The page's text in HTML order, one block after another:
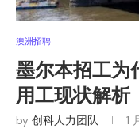
澳洲招聘
墨尔本招工为
用工现状解析
by 创科人力团队 1